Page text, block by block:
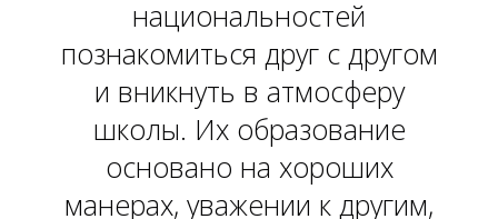
национальностей
познакомиться друг с другом
и вникнуть в атмосферу
школы. Их образование
основано на хороших
манерах, уважении к другим,